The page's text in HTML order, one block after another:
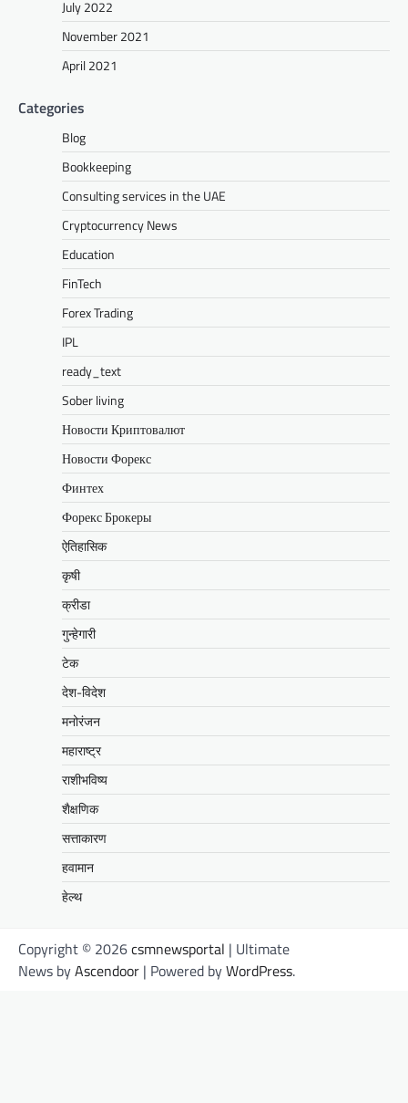
July 2022
November 2021
April 2021
Categories
Blog
Bookkeeping
Consulting services in the UAE
Cryptocurrency News
Education
FinTech
Forex Trading
IPL
ready_text
Sober living
Новости Криптовалют
Новости Форекс
Финтех
Форекс Брокеры
ऐतिहासिक
कृषी
क्रीडा
गुन्हेगारी
टेक
देश-विदेश
मनोरंजन
महाराष्ट्र
राशीभविष्य
शैक्षणिक
सत्ताकारण
हवामान
हेल्थ
Copyright © 2026csmnewsportal | Ultimate
News byAscendoor | Powered byWordPress.